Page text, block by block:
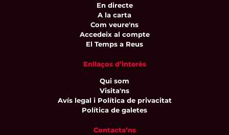
En directe
A la carta
Com veure'ns
Accedeix al compte
El Temps a Reus
Enllaços d’interès
Qui som
Visita'ns
Avís legal i Política de privacitat
Política de galetes
Contacta’ns